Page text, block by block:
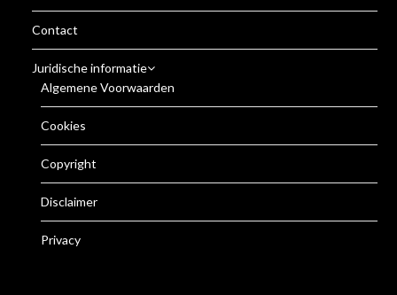
Contact
Juridische informatie
Algemene Voorwaarden
Cookies
Copyright
Disclaimer
Privacy